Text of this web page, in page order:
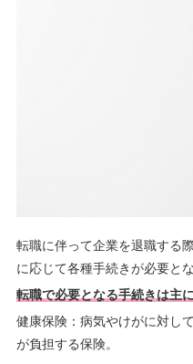
転職に伴って企業を退職する
に応じて各種手続きが必要とな
転職で必要となる手続きは主
健康保険：病気やけがに対し
が負担する保険。